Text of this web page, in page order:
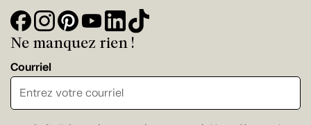
Ne manquez rien !
Courriel